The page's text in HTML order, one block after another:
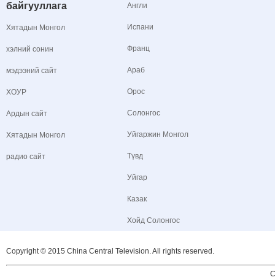
байгууллага
Хятадын Монгол
хэлний сонин
мэдээний сайт
ХОУР
Ардын сайт
Хятадын Монгол
радио сайт
Англи
Испани
Франц
Араб
Орос
Солонгос
Уйгаржин Монгол
Түвд
Уйгар
Казак
Хойд Солонгос
Copyright © 2015 China Central Television. All rights reserved.